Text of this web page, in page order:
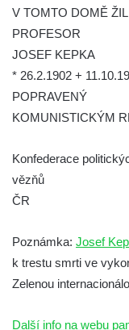
Kenotaf Jana
Velešíně
Kenotaf Josefa
Velešíně
Hrob Jana Foitla
Hrob Ludvíka
pomníku obětem
Kamarýta ve
Pomník obětem
V TOMTO DOMĚ ŽIL
PROFESOR
JOSEF KEPKA
* 26.2.1902 +
POPRAVENÝ
KOMUNISTICKÝM
Konfederace
vězňů
ČR
Poznámka: Josef
k trestu smrti ve
Zelenou
Další info na webu